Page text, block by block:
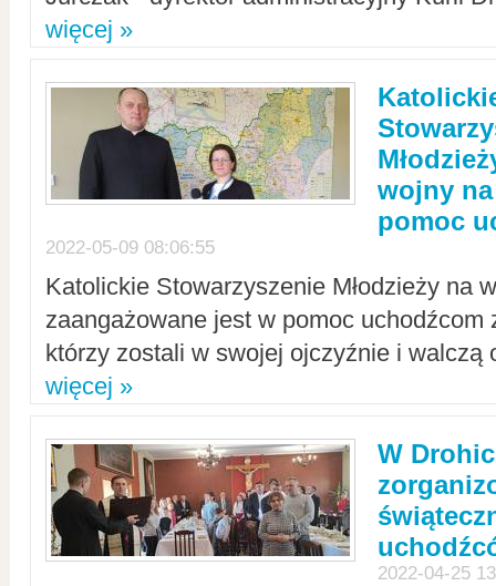
więcej »
wojny
pomoc
2022-05-09 08:06:55
Katolickie Stowarzyszenie Młodzieży na
zaangażowane jest w pomoc uchodźcom
którzy zostali w swojej ojczyźnie i walczą
więcej »
W
2022-04-25